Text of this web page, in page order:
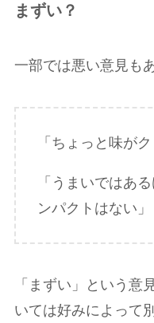
まずい？
一部では悪い意見も
「ちょっと味がク
「うまいではあ
ンパクトはない」
「まずい」という意
いては好みによって